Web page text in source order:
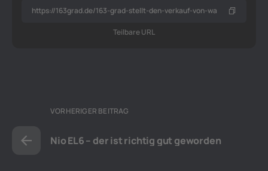
Teilbare URL
VORHERIGER BEITRAG
Nio EL6 – der ist richtig gut geworden